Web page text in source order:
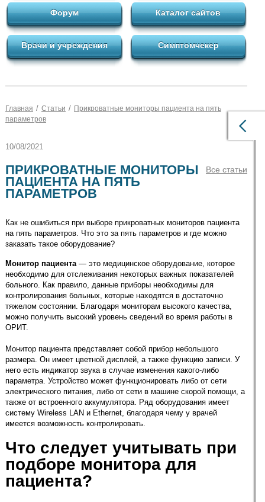
Форум Каталог сайтов
Врачи и учреждения Симптомчекер
Главная / Статьи / Прикроватные мониторы пациента на пять
параметров
10/08/2021
Все статьи
ПРИКРОВАТНЫЕ МОНИТОРЫ
ПАЦИЕНТА НА ПЯТЬ
ПАРАМЕТРОВ
Как не ошибиться при выборе прикроватных мониторов пациента
на пять параметров. Что это за пять параметров и где можно
заказать такое оборудование?
Монитор пациента — это медицинское оборудование, которое
необходимо для отслеживания некоторых важных показателей
больного. Как правило, данные приборы необходимы для
контролирования больных, которые находятся в достаточно
тяжелом состоянии. Благодаря мониторам высокого качества,
можно получить высокий уровень сведений во время работы в
ОРИТ.
Монитор пациента представляет собой прибор небольшого
размера. Он имеет цветной дисплей, а также функцию записи. У
него есть индикатор звука в случае изменения какого-либо
параметра. Устройство может функционировать либо от сети
электрического питания, либо от сети в машине скорой помощи, а
также от встроенного аккумулятора. Ряд оборудования имеет
систему Wireless LAN и Ethernet, благодаря чему у врачей
имеется возможность контролировать.
Что следует учитывать при
подборе монитора для
пациента?